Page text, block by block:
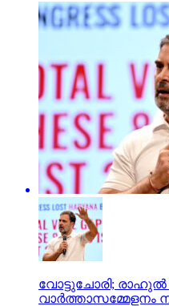
വോട്ടുചോരി;
വാര്‍ത്താസമ്മേളനം